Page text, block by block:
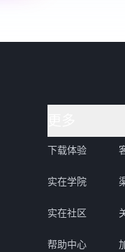
下载体验
实在学院
实在社区
帮助中心